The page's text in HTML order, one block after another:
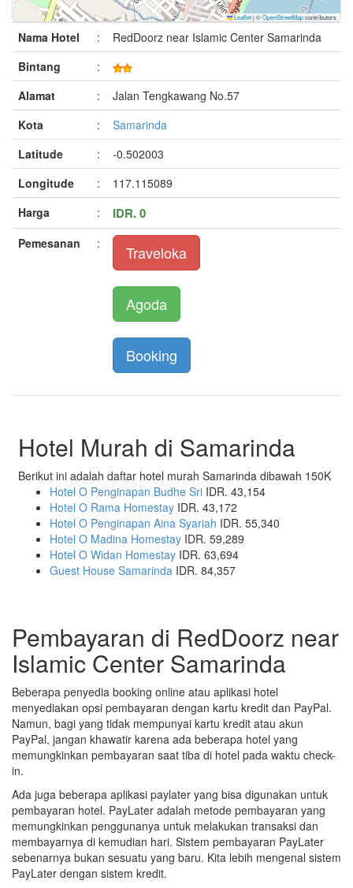
Leaflet|©OpenStreetMapcontributors
Nama Hotel :
RedDoorz near Islamic Center Samarinda
Bintang
:
Alamat
:
Jalan Tengkawang No.57
Kota
:
Samarinda
Latitude
:
-0.502003
Longitude
:
117.115089
Harga
: IDR. 0
Pemesanan : Traveloka
Agoda
Booking
Hotel Murah di Samarinda
Berikut ini adalah daftar hotel murah Samarinda dibawah 150K
Hotel O Penginapan Budhe Sri IDR. 43,154
Hotel O Rama Homestay IDR. 43,172
Hotel O Penginapan Aina Syariah IDR. 55,340
Hotel O Madina Homestay IDR. 59,289
Hotel O Widan Homestay IDR. 63,694
Guest House Samarinda IDR. 84,357
Pembayaran di RedDoorz near
Islamic Center Samarinda
Beberapa penyedia booking online atau aplikasi hotel
menyediakan opsi pembayaran dengan kartu kredit dan PayPal.
Namun, bagi yang tidak mempunyai kartu kredit atau akun
PayPal, jangan khawatir karena ada beberapa hotel yang
memungkinkan pembayaran saat tiba di hotel pada waktu check-
in.
Ada juga beberapa aplikasi paylater yang bisa digunakan untuk
pembayaran hotel. PayLater adalah metode pembayaran yang
memungkinkan penggunanya untuk melakukan transaksi dan
membayarnya di kemudian hari. Sistem pembayaran PayLater
sebenarnya bukan sesuatu yang baru. Kita lebih mengenal sistem
PayLater dengan sistem kredit.